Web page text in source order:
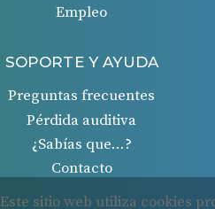
Empleo
SOPORTE Y AYUDA
Preguntas frecuentes
Pérdida auditiva
¿Sabías que…?
Contacto